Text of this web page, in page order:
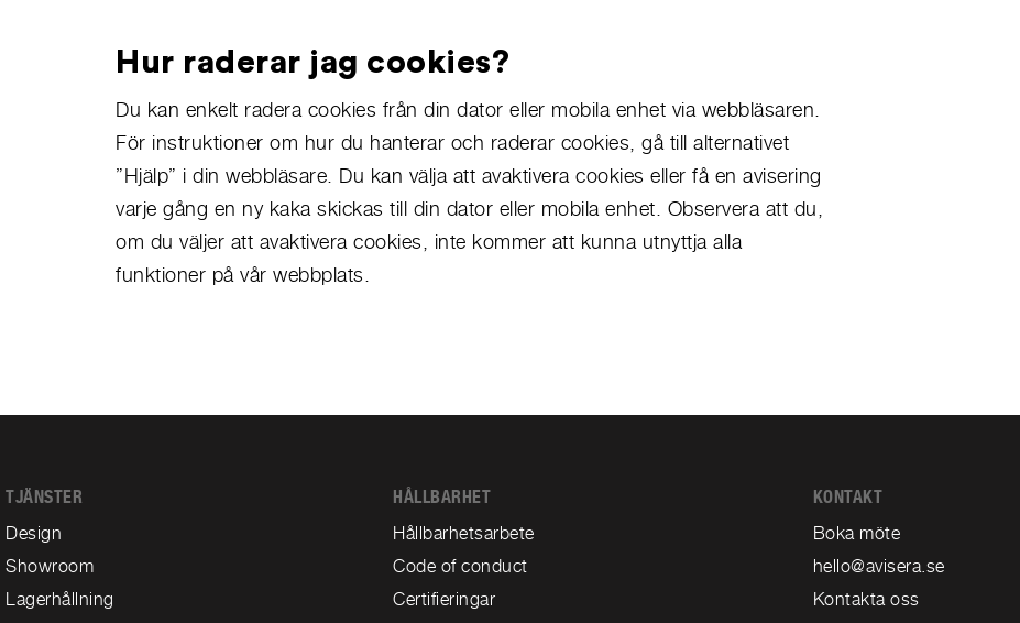
Hur raderar jag cookies?
Du kan enkelt radera cookies från din dator eller mobila enhet via webbläsaren.
För instruktioner om hur du hanterar och raderar cookies, gå till alternativet
”Hjälp” i din webbläsare. Du kan välja att avaktivera cookies eller få en avisering
varje gång en ny kaka skickas till din dator eller mobila enhet. Observera att du,
om du väljer att avaktivera cookies, inte kommer att kunna utnyttja alla
funktioner på vår webbplats.
TJÄNSTER
Design
Showroom
Lagerhållning
HÅLLBARHET
Hållbarhetsarbete
Code of conduct
Certifieringar
KONTAKT
Boka möte
hello@avisera.se
Kontakta oss